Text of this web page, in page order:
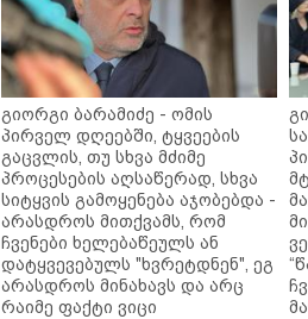
გიორგი ბარამიძე - ომის
პირველ დღეებში, ტყვეების
გაცვლის, თუ სხვა მძიმე
პროცესების აღსაწერად, სხვა
სიტყვის გამოყენება აჯობებდა -
არასდროს მითქვამს, რომ
ჩვენები ხელებაწეულს ან
დატყვევებულს "ხვრეტდნენ", ეგ
არასდროს მინახავს და არც
რაიმე ფაქტი ვიცი